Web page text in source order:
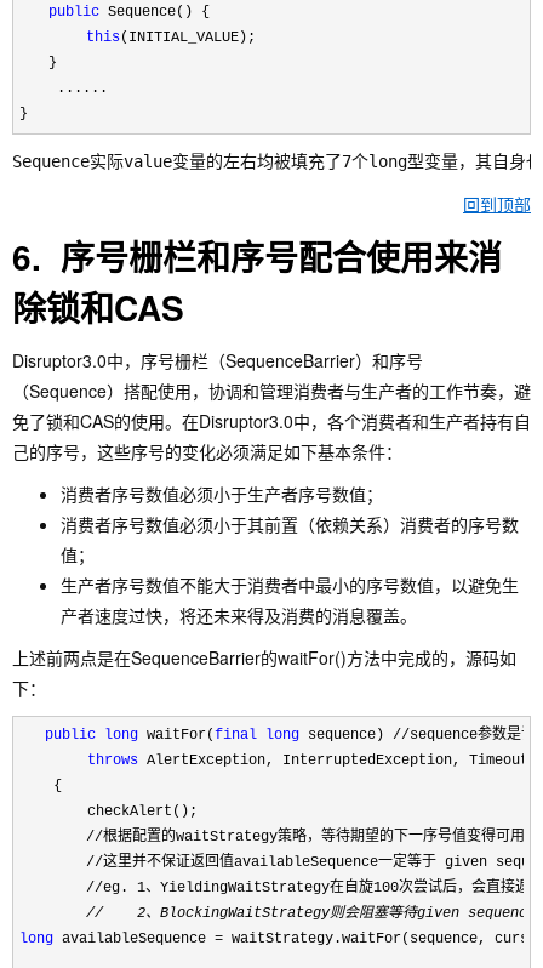
public Sequence() {
this(INITIAL_VALUE);
}
......
}
Sequence实际value变量的左右均被填充了7个long型变量，其自身
回到顶部
6. 序号栅栏和序号配合使用来消
除锁和CAS
Disruptor3.0中，序号栅栏（SequenceBarrier）和序号
（Sequence）搭配使用，协调和管理消费者与生产者的工作节奏，避
免了锁和CAS的使用。在Disruptor3.0中，各个消费者和生产者持有自
己的序号，这些序号的变化必须满足如下基本条件：
消费者序号数值必须小于生产者序号数值；
消费者序号数值必须小于其前置（依赖关系）消费者的序号数
值；
生产者序号数值不能大于消费者中最小的序号数值，以避免生
产者速度过快，将还未来得及消费的消息覆盖。
上述前两点是在SequenceBarrier的waitFor()方法中完成的，源码如
下：
public long waitFor(final long sequence) //sequence参数是该
throws AlertException, InterruptedException,
    {
        checkAlert();
//根据配置的waitStrategy策略，等待期望的下一序号值变得可用
//这里并不保证返回值availableSequence一定等于 given
//eg. 1、YieldingWaitStrategy在自旋100次尝试后，会直接返回
//    2、BlockingWaitStrategy则会阻塞等待given sequence可用
long availableSequence = waitStrategy.waitFor(sequence,